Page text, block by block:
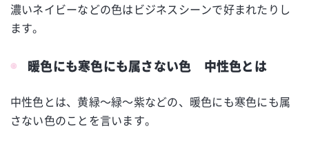
濃いネイビーなどの色はビジネスシーンで好まれたりし
ます。
暖色にも寒色にも属さない色 中性色とは
中性色とは、黄緑～緑～紫などの、暖色にも寒色にも属
さない色のことを言います。